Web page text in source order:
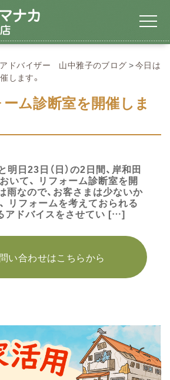
ドバイザー 山中雅子のブログ
今日は
します。
ム診断室を開催しま
明日23日（日）の2日間、岸和田
いて、 リフォーム診断室を開
雨なので、お客さまは少ないか
リフォームを考えておられる
アドバイスをさせてい […]
い合わせはこちらから